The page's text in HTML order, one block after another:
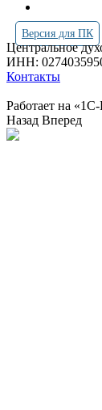
Версия для ПК
Центральное
ИНН:
Контакты
Работает на
Назад Вперед